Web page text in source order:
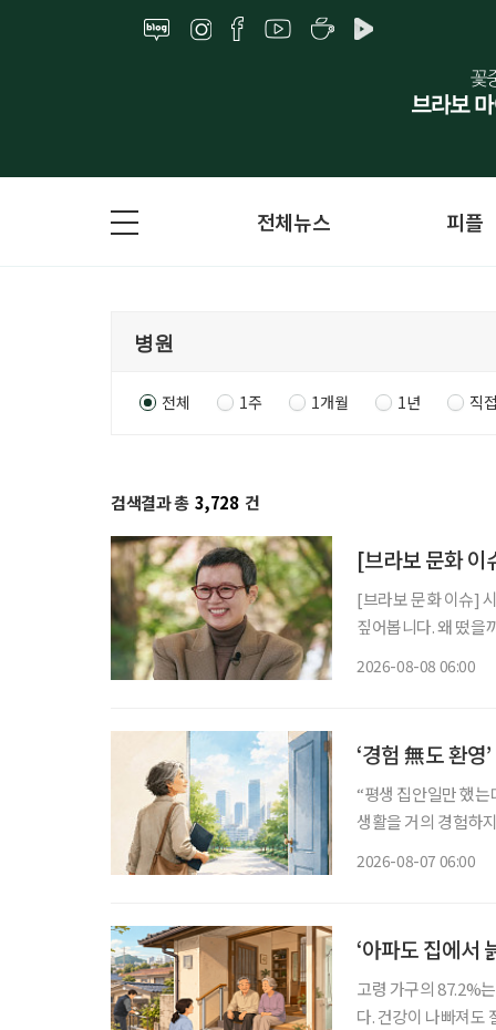
전체뉴스 피플
전체 1주 1개월 1년 직
검색결과 총 3,728 건
[브라보 문화 이
[브라보 문화 이슈]
짚어봅니다. 왜 떴을까? 유방암 투병을 겪고 지난해 방송에 복귀한 개그우먼 박미선이 더욱
2026-08-08 06:00
‘경험 無도 환영
“평생 집안일만 했
생활을 거의 경험하
2026-08-07 06:00
‘아파도 집에서
고령 가구의 87.2%
다. 건강이 나빠져도